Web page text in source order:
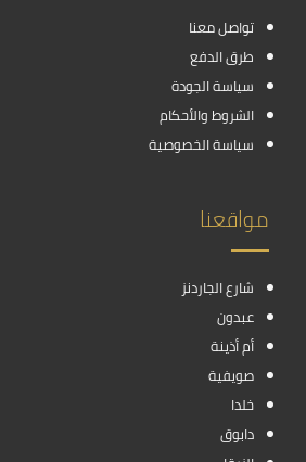
تواصل معنا
طرق الدفع
سياسة الجودة
الشروط والأحكام
سياسة الخصوصية
مواقعنا
شارع الجاردنز
عبدون
أم أذينة
صويفية
خلدا
دابوق